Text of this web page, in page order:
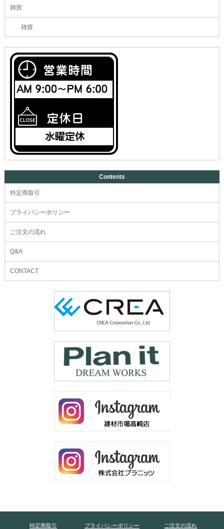
雑貨
雑貨
Contents
特定商取引
プライバシーポリシー
ご注文の流れ
Q&A
CONTACT
特定商取引 プライバシーポリシー ご注文の流れ